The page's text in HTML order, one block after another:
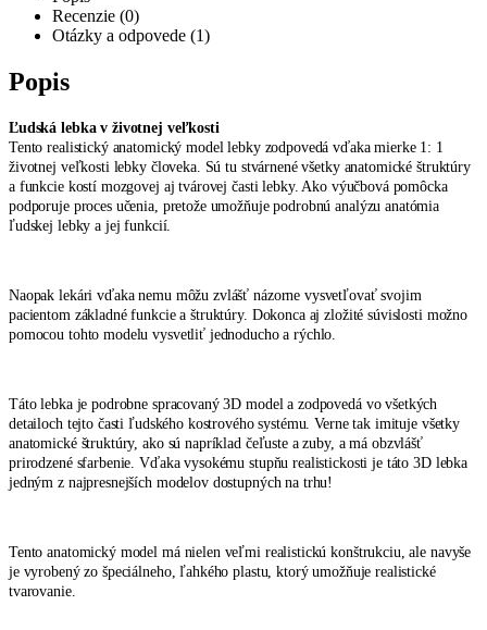
Recenzie (0)
Otázky a odpovede (1)
Popis
Ľudská lebka v životnej veľkosti
Tento realistický anatomický model lebky zodpovedá vďaka mierke 1: 1
životnej veľkosti lebky človeka. Sú tu stvárnené všetky anatomické štruktúry
a funkcie kostí mozgovej aj tvárovej časti lebky. Ako výučbová pomôcka
podporuje proces učenia, pretože umožňuje podrobnú analýzu anatómia
ľudskej lebky a jej funkcií.
Naopak lekári vďaka nemu môžu zvlášť názorne vysvetľovať svojim
pacientom základné funkcie a štruktúry. Dokonca aj zložité súvislosti možno
pomocou tohto modelu vysvetliť jednoducho a rýchlo.
Táto lebka je podrobne spracovaný 3D model a zodpovedá vo všetkých
detailoch tejto časti ľudského kostrového systému. Verne tak imituje všetky
anatomické štruktúry, ako sú napríklad čeľuste a zuby, a má obzvlášť
prirodzené sfarbenie. Vďaka vysokému stupňu realistickosti je táto 3D lebka
jedným z najpresnejších modelov dostupných na trhu!
Tento anatomický model má nielen veľmi realistickú konštrukciu, ale navyše
je vyrobený zo špeciálneho, ľahkého plastu, ktorý umožňuje realistické
tvarovanie.